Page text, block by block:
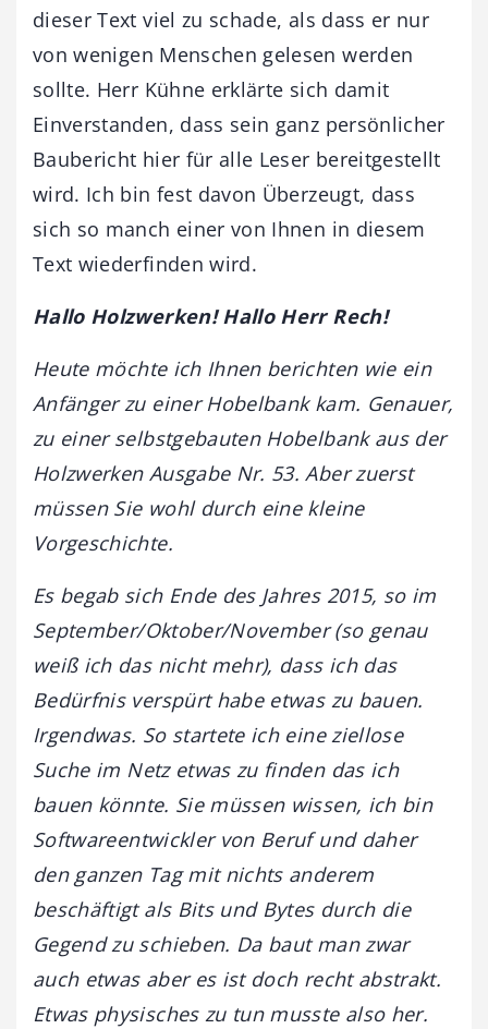
dieser Text viel zu schade, als dass er nur
von wenigen Menschen gelesen werden
sollte. Herr Kühne erklärte sich damit
Einverstanden, dass sein ganz persönlicher
Baubericht hier für alle Leser bereitgestellt
wird. Ich bin fest davon Überzeugt, dass
sich so manch einer von Ihnen in diesem
Text wiederfinden wird.
Hallo Holzwerken! Hallo Herr Rech!
Heute möchte ich Ihnen berichten wie ein
Anfänger zu einer Hobelbank kam. Genauer,
zu einer selbstgebauten Hobelbank aus der
Holzwerken Ausgabe Nr. 53. Aber zuerst
müssen Sie wohl durch eine kleine
Vorgeschichte.
Es begab sich Ende des Jahres 2015, so im
September/Oktober/November (so genau
weiß ich das nicht mehr), dass ich das
Bedürfnis verspürt habe etwas zu bauen.
Irgendwas. So startete ich eine ziellose
Suche im Netz etwas zu finden das ich
bauen könnte. Sie müssen wissen, ich bin
Softwareentwickler von Beruf und daher
den ganzen Tag mit nichts anderem
beschäftigt als Bits und Bytes durch die
Gegend zu schieben. Da baut man zwar
auch etwas aber es ist doch recht abstrakt.
Etwas physisches zu tun musste also her.